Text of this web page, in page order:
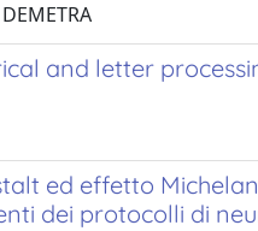
and letter
ed effetto
dei protocolli di